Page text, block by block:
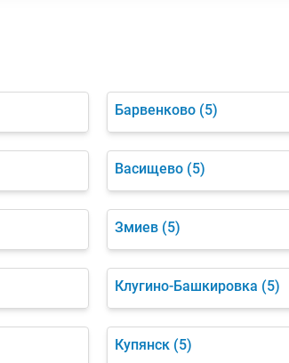
Барвенково (5)
Васищево (5)
Змиев (5)
Клугино-Башкировка (5)
Купянск (5)